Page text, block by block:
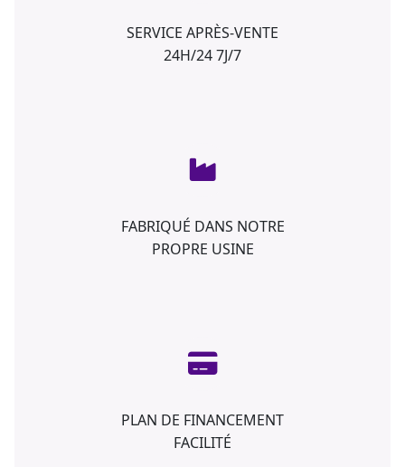
SERVICE APRÈS-VENTE
24H/24 7J/7
FABRIQUÉ DANS NOTRE
PROPRE USINE
PLAN DE FINANCEMENT
FACILITÉ